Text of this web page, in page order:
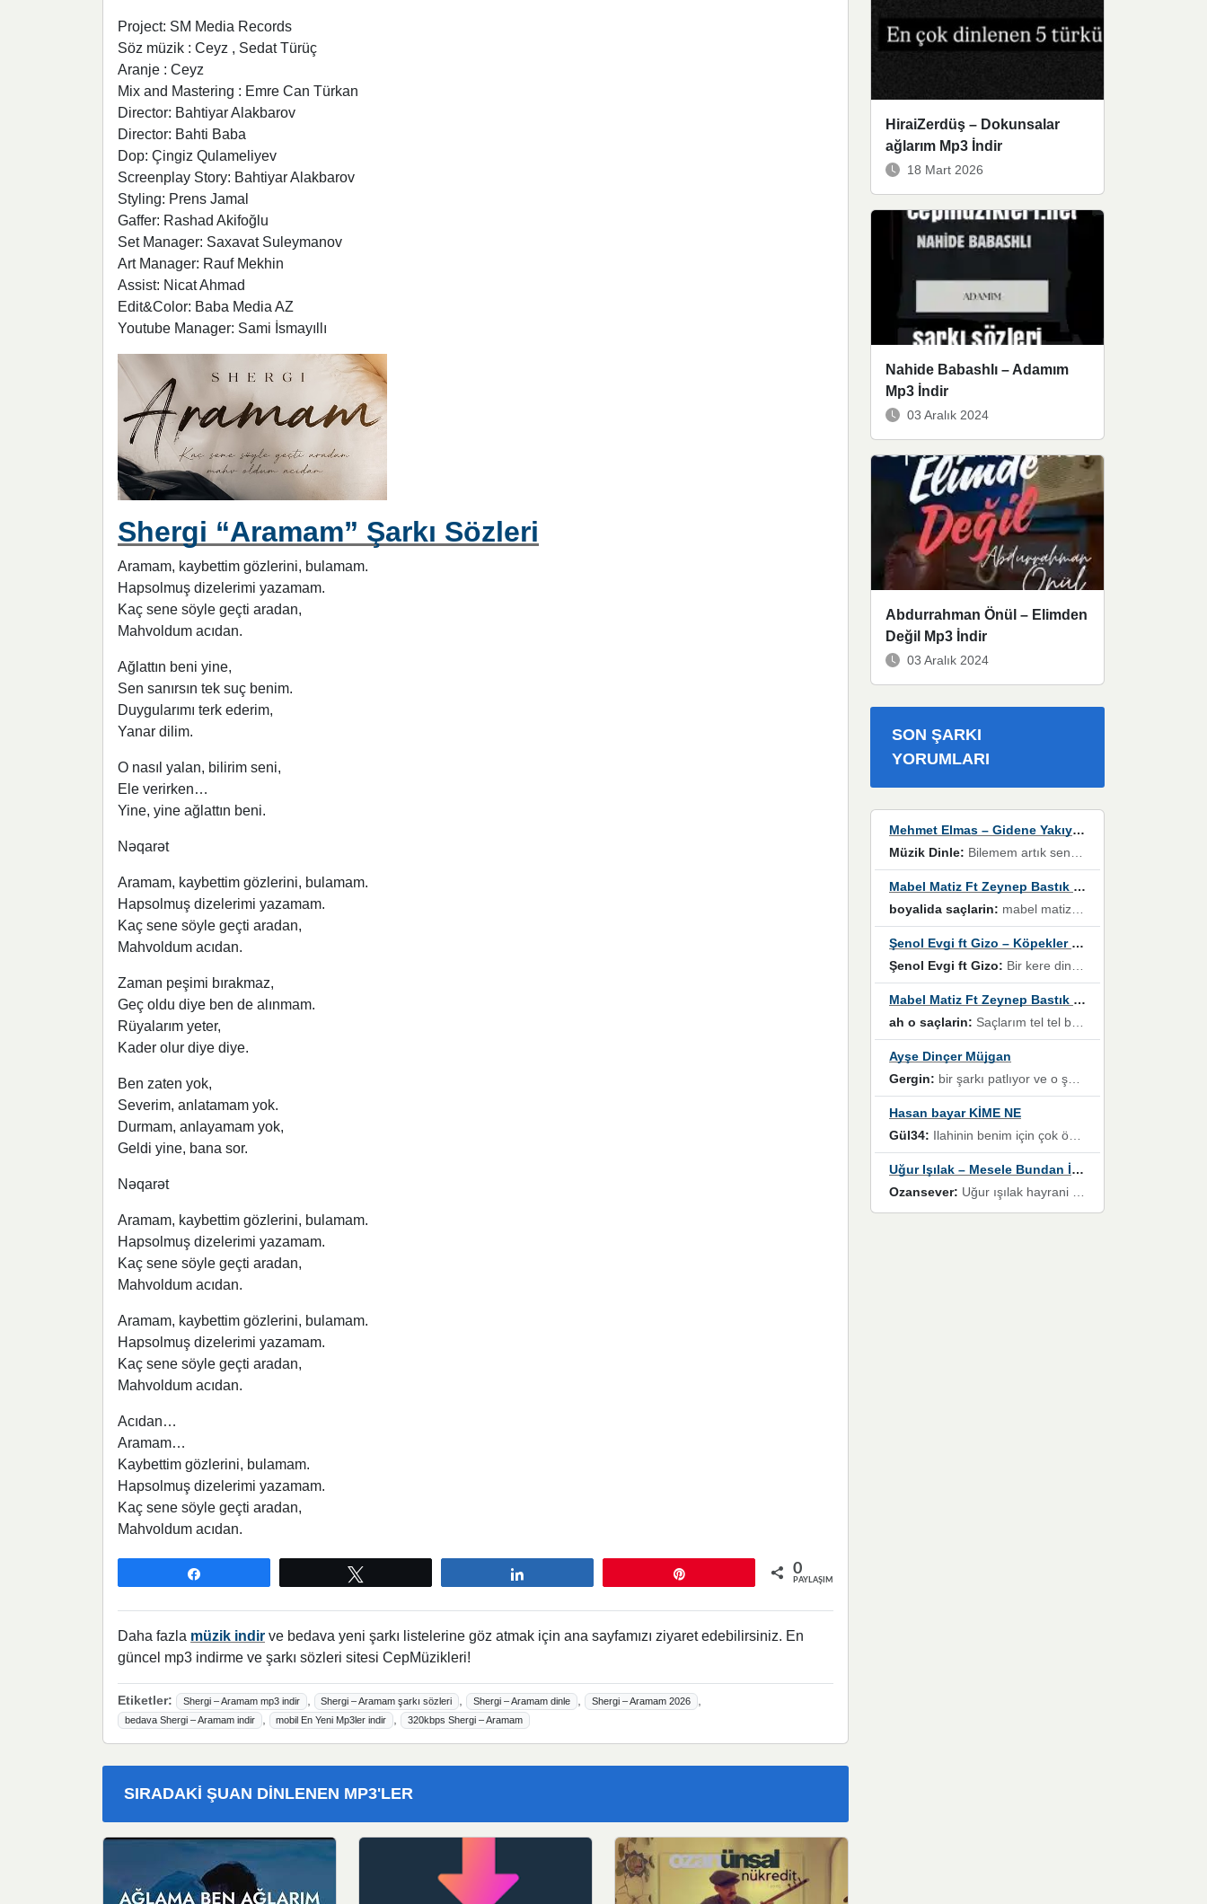
Project: SM Media Records
Söz müzik : Ceyz , Sedat Türüç
Aranje : Ceyz
Mix and Mastering : Emre Can Türkan
Director: Bahtiyar Alakbarov
Director: Bahti Baba
Dop: Çingiz Qulameliyev
Screenplay Story: Bahtiyar Alakbarov
Styling: Prens Jamal
Gaffer: Rashad Akifoğlu
Set Manager: Saxavat Suleymanov
Art Manager: Rauf Mekhin
Assist: Nicat Ahmad
Edit&Color: Baba Media AZ
Youtube Manager: Sami İsmayıllı
Shergi “Aramam” Şarkı Sözleri
Aramam, kaybettim gözlerini, bulamam.
Hapsolmuş dizelerimi yazamam.
Kaç sene söyle geçti aradan,
Mahvoldum acıdan.
Ağlattın beni yine,
Sen sanırsın tek suç benim.
Duygularımı terk ederim,
Yanar dilim.
O nasıl yalan, bilirim seni,
Ele verirken…
Yine, yine ağlattın beni.
Nəqarət
Aramam, kaybettim gözlerini, bulamam.
Hapsolmuş dizelerimi yazamam.
Kaç sene söyle geçti aradan,
Mahvoldum acıdan.
Zaman peşimi bırakmaz,
Geç oldu diye ben de alınmam.
Rüyalarım yeter,
Kader olur diye diye.
Ben zaten yok,
Severim, anlatamam yok.
Durmam, anlayamam yok,
Geldi yine, bana sor.
Nəqarət
Aramam, kaybettim gözlerini, bulamam.
Hapsolmuş dizelerimi yazamam.
Kaç sene söyle geçti aradan,
Mahvoldum acıdan.
Aramam, kaybettim gözlerini, bulamam.
Hapsolmuş dizelerimi yazamam.
Kaç sene söyle geçti aradan,
Mahvoldum acıdan.
Acıdan…
Aramam…
Kaybettim gözlerini, bulamam.
Hapsolmuş dizelerimi yazamam.
Kaç sene söyle geçti aradan,
Mahvoldum acıdan.
0
PAYLAŞIMLAR
Daha fazla müzik indir ve bedava yeni şarkı listelerine göz atmak için ana sayfamızı ziyaret edebilirsiniz. En
güncel mp3 indirme ve şarkı sözleri sitesi CepMüzikleri!
Etiketler: Shergi – Aramam mp3 indir , Shergi – Aramam şarkı sözleri , Shergi – Aramam dinle , Shergi – Aramam 2026 ,
bedava Shergi – Aramam indir , mobil En Yeni Mp3ler indir , 320kbps Shergi – Aramam
SIRADAKI ŞUAN DINLENEN MP3'LER
HiraiZerdüş – Dokunsalar
ağlarım Mp3 İndir
18 Mart 2026
Nahide Babashlı – Adamım
Mp3 İndir
03 Aralık 2024
Abdurrahman Önül – Elimden
Değil Mp3 İndir
03 Aralık 2024
SON ŞARKI
YORUMLARI
Mehmet Elmas – Gidene Yakıyorum
Müzik Dinle: Bilemem artık senden bir şans daha / Düştüğün zaman ben olmayacağım yanında” dizeleri, artık geçmişin tekrarına izin verilmeyeceğini, kişisel sınırların çizildiğini gösteriyor.
Mabel Matiz Ft Zeynep Bastık – Saçların
boyalida saçlarin: mabel matiz'in maya albümünde yer alan güzellerden. parça da şarkı hani! müzikal altyapısına vurulduğum, sözlerinde kaybolduğum bir parça olmuş.
Şenol Evgi ft Gizo – Köpekler Tanımadıklarına havlar
Şenol Evgi ft Gizo: Bir kere dinlememe rağmen kulaklardan gitmiyor sen sen sen sen kurban ol sen sen sen sen hayran ol yükses ses müzik dinleme sebebisiniz canlar bomba gibi patladınız maşallah
Mabel Matiz Ft Zeynep Bastık – Saçların
ah o saçlarin: Saçlarım tel tel beyazlıyor beyazlagına degil yanımda sen yoksun ona üzülüyorum günler bir bir geçiyor geçen günlere değil sensiz geçen günlere darılıyorum,Dinledikce asla kavusamayacagim ama asla unutamicagim sevdiğim adam için yanar içim
Ayşe Dinçer Müjgan
Gergin: bir şarkı patlıyor ve o şarkıyı millet her paylaşımın altına koyuyor ve öyle bir durum hal alıyor ki şarkıyı dinlemeden şarkıdan bikıyorsun Ama bu enteresan bir şekilde dillere dolanıyor millet olarak seviyoruz dertlerle boğuşurken bir yandan da göbek atmayi))) diyeceklerim bu kadar güzel hoş bir sayfa emeğinize sağlık arkadaşlar kolay gelsin
Hasan bayar KİME NE
Gül34: Ilahinin benim için çok özel bir yeri var İlk çıktığında komşum ne kadar yüksek sesle dinliyorsa orada duymuştum ve YouTube'dan aratıp Bu ilahiyi bulmuştum ve sonra müdavimi oldum günlük Ben de 3-5 kere dinleyip ezberleyip artık ilahiye bende eşlik ediyorum yüksek sesle Allah razı olsun hizmet nimettir Rabbim sizin zahmetlerinize de hayırlı nimetler versin Selam ve dua ile Allah'a emanet olun
Uğur Işılak – Mesele Bundan İbaret
Ozansever: Uğur ışılak hayrani olarak eski yeni tüm eserlerini keyifle huzurla dinleyenlerden birisiyim, emeğine saygı duyan gönül veren bunu en güzel şekilde sevenlerine ulaştıran siz değerli sayfa yöneticilerine de teşekkür ederim